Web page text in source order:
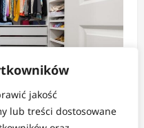
jakość
lub treści dostosowane